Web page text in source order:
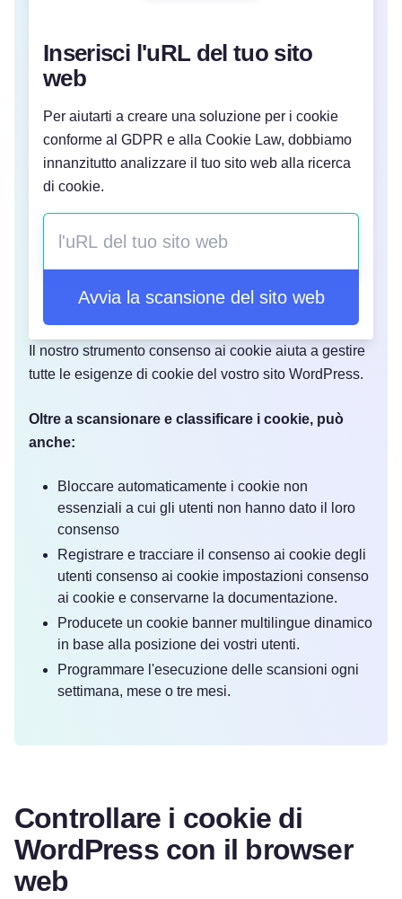
Inserisci l'uRL del tuo sito
web
Per aiutarti a creare una soluzione per i cookie
conforme al GDPR e alla Cookie Law, dobbiamo
innanzitutto analizzare il tuo sito web alla ricerca
di cookie.
Avvia la scansione del sito web
Il nostro strumento consenso ai cookie aiuta a gestire
tutte le esigenze di cookie del vostro sito WordPress.
Oltre a scansionare e classificare i cookie, può
anche:
Bloccare automaticamente i cookie non
essenziali a cui gli utenti non hanno dato il loro
consenso
Registrare e tracciare il consenso ai cookie degli
utenti consenso ai cookie impostazioni consenso
ai cookie e conservarne la documentazione.
Producete un cookie banner multilingue dinamico
in base alla posizione dei vostri utenti.
Programmare l'esecuzione delle scansioni ogni
settimana, mese o tre mesi.
Controllare i cookie di
WordPress con il browser
web